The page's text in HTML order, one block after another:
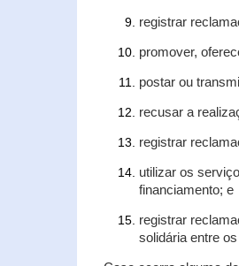
registrar
promover,
postar ou
recusar a
registrar
utilizar os
financiamento; e
registrar
solidária entre